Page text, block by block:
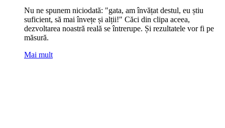
Nu ne spunem niciodată: "gata, am învățat destul, eu știu
suficient, să mai învețe și alții!" Căci din clipa aceea,
dezvoltarea noastră reală se întrerupe. Și rezultatele vor fi pe
măsură.
Mai mult